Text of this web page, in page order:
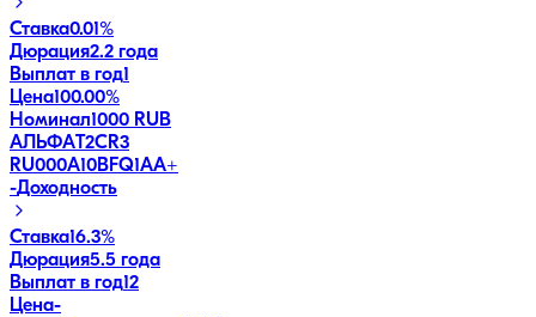
Ставка0.01%
Дюрация2.2 года
Выплат в год1
Цена100.00%
Номинал1000 RUB
АЛЬФАT2CR3
RU000A10BFQ1AA+
-Доходность
Ставка16.3%
Дюрация5.5 года
Выплат в год12
Цена-